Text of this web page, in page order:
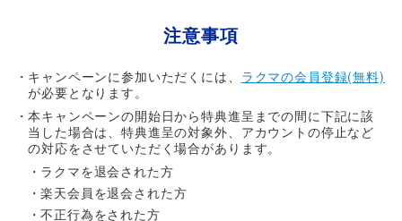
注意事項
キャンペーンに参加いただくには、 ラクマの会員登録(無料)
が必要となります。
本キャンペーンの開始日から特典進呈までの間に下記に該
当した場合は、特典進呈の対象外、アカウントの停止など
の対応をさせていただく場合があります。
ラクマを退会された方
楽天会員を退会された方
不正行為をされた方